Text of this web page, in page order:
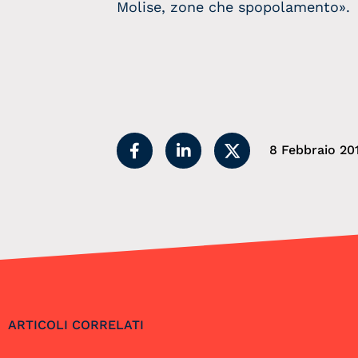
Molise, zone che spopolamento».
8 Febbraio
ARTICOLI CORRELATI